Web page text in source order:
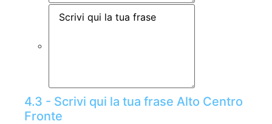
4.3 - Scrivi qui la tua frase Alto Centro
Fronte